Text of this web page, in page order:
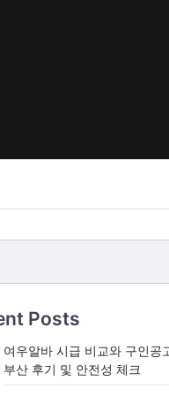
Posts
여우알바 시급 비교와 구인공
부산 후기 및 안전성 체크